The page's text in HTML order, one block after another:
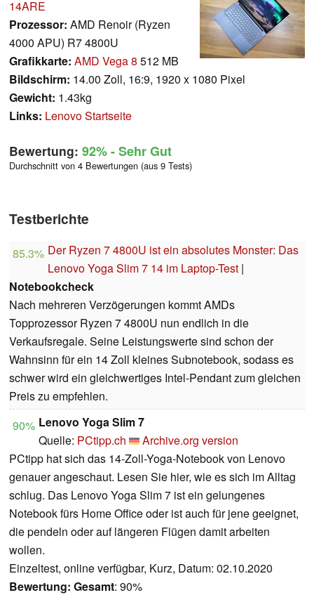
14ARE
Prozessor: AMD Renoir (Ryzen
4000 APU) R7 4800U
Grafikkarte: AMD Vega 8 512 MB
Bildschirm: 14.00 Zoll, 16:9, 1920 x 1080 Pixel
Gewicht: 1.43kg
Links: Lenovo Startseite
Bewertung: 92%- Sehr Gut
Durchschnitt von 4 Bewertungen (aus 9 Tests)
Testberichte
85.3% Der Ryzen 7 4800U ist ein absolutes Monster: Das
Lenovo Yoga Slim 7 14 im Laptop-Test |
Notebookcheck
Nach mehreren Verzögerungen kommt AMDs
Topprozessor Ryzen 7 4800U nun endlich in die
Verkaufsregale. Seine Leistungswerte sind schon der
Wahnsinn für ein 14 Zoll kleines Subnotebook, sodass es
schwer wird ein gleichwertiges Intel-Pendant zum gleichen
Preis zu empfehlen.
90% Lenovo Yoga Slim 7
Quelle: PCtipp.ch
Archive.org version
PCtipp hat sich das 14-Zoll-Yoga-Notebook von Lenovo
genauer angeschaut. Lesen Sie hier, wie es sich im Alltag
schlug. Das Lenovo Yoga Slim 7 ist ein gelungenes
Notebook fürs Home Office oder ist auch für jene geeignet,
die pendeln oder auf längeren Flügen damit arbeiten
wollen.
Einzeltest, online verfügbar, Kurz, Datum: 02.10.2020
Bewertung: Gesamt: 90%